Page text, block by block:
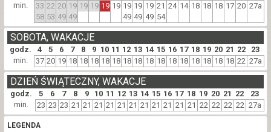
min.
33
58
22
53
20
49
19
49
19 19 19 19 19
49
19
49
19
49
21
54
24 14 18 18 18 17 20 27a
godz. 4 5 6 7 8 9 10 11 12 13 14 15 16 17 18 19 20 21 22 23
SOBOTA, WAKACJE
min. 37 20 19 18 18 18 18 18 18 18 18 18 18 18 18 18 18 18 22 27a
godz. 5 6 7 8 9 10 11 12 13 14 15 16 17 18 19 20 21 22 23
DZIEŃ ŚWIĄTECZNY, WAKACJE
min. 23 23 23 21 21 21 21 21 21 21 21 21 21 21 22 22 22 22 27a
LEGENDA